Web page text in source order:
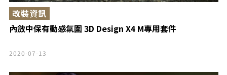
內斂中保有動感氛圍 3D Design X4 M專用套件
改裝資訊
2020-07-13